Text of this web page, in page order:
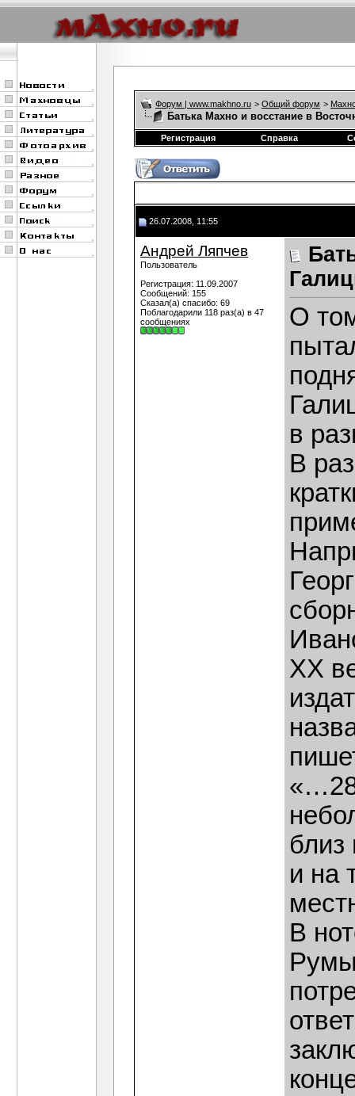
Форум | www.makhno.ru > Общий форум >
Батька Махно и восстание в
Регистрация Справка
26.07.2008, 11:55
Андрей Ляпчев
Пользователь
Регистрация: 11.09.2007
Сообщений: 155
Сказал(а) спасибо: 69
Поблагодарили 118 раз(а) в 47
сообщениях
О
в
В
ХХ
«…28
и на
В